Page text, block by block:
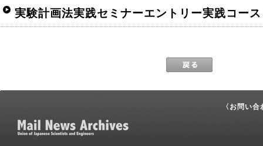
実験計画法実践セミナーエントリー実践コース
〈お問い